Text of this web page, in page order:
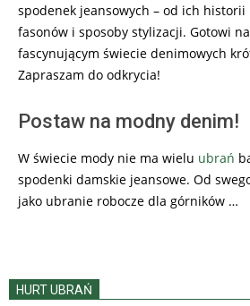
spodenek jeansowych – od ich
fasonów i sposoby stylizacji. Gotowi
fascynującym świecie denimowych
Zapraszam do odkrycia!
Postaw na modny denim!
W świecie mody nie ma wielu ubrań
spodenki damskie jeansowe. Od
jako ubranie robocze dla górników …
HURT UBRAŃ